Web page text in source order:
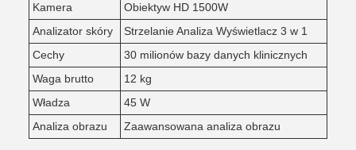
Kamera
Obiektyw HD 1500W
Analizator skóry
Strzelanie Analiza Wyświetlacz 3 w 1
Cechy
30 milionów bazy danych klinicznych
Waga brutto
12 kg
Władza
45 W
Analiza obrazu
Zaawansowana analiza obrazu